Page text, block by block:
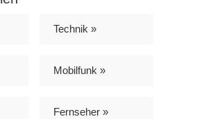
Technik »
Mobilfunk »
Fernseher »